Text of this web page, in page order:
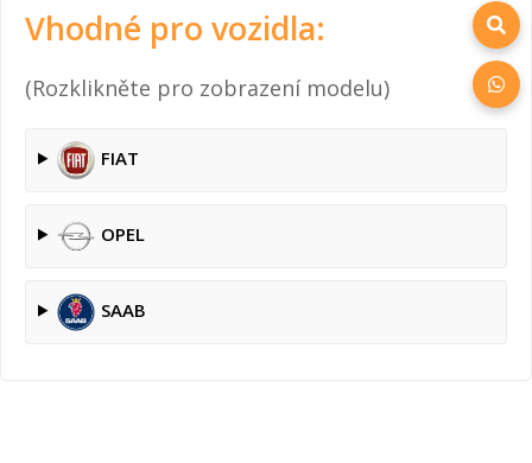
Vhodné pro vozidla:
(Rozklikněte pro zobrazení modelu)
FIAT
OPEL
SAAB